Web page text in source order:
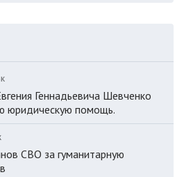
Геннадьевича Шевченко
юридическую помощь.
СВО за гуманитарную